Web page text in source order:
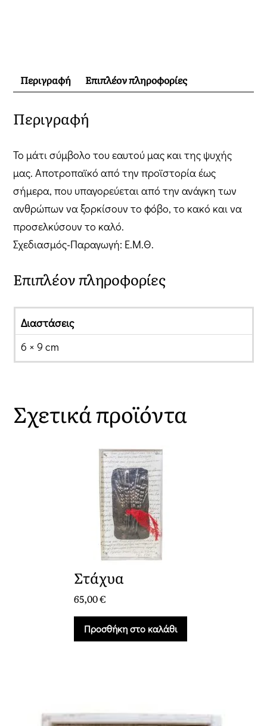
Περιγραφή Επιπλέον πληροφορίες
Περιγραφή
Το μάτι σύμβολο του εαυτού μας και της ψυχής
μας. Αποτροπαϊκό από την προϊστορία έως
σήμερα, που υπαγορεύεται από την ανάγκη των
ανθρώπων να ξορκίσουν το φόβο, το κακό και να
προσελκύσουν το καλό.
Σχεδιασμός-Παραγωγή: Ε.Μ.Θ.
Επιπλέον πληροφορίες
Διαστάσεις
6 × 9 cm
Σχετικά προϊόντα
Στάχυα
65,00€
Προσθήκη στο καλάθι